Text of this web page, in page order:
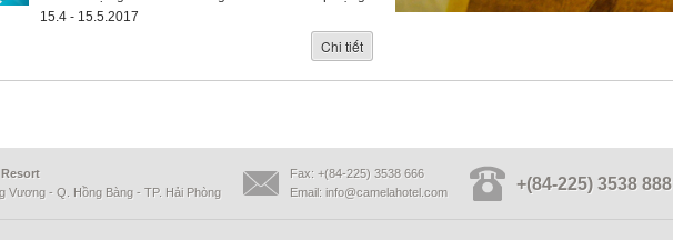
15.4 - 15.5.2017
Chi tiết
Vương - Q. Hồng Bàng - TP. Hải Phòng
Fax: +(84-225) 3538 666
Email: info@camelahotel.com +(84-225) 3538 888